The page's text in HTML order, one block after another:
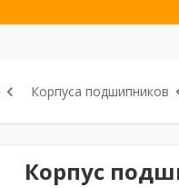
Корпуса подшипников
Корпус